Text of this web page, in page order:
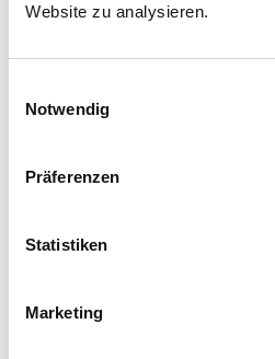
Website zu analysieren.
Notwendig
Präferenzen
Statistiken
Marketing
beachten.
können durch die Wahl